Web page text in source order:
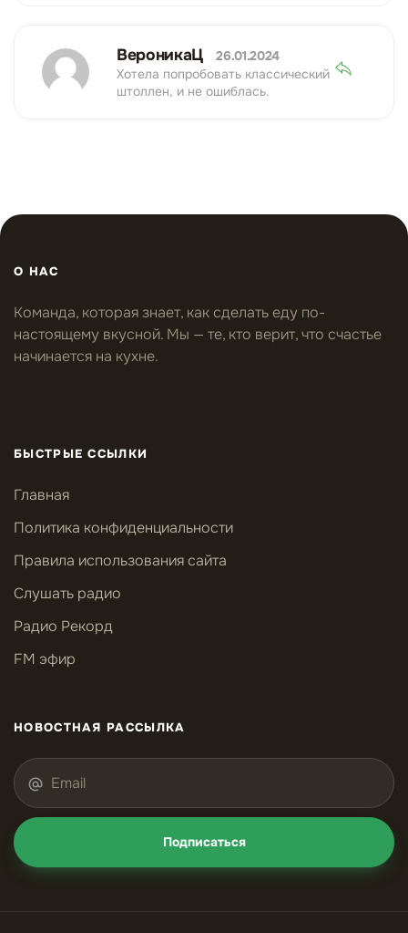
ВероникаЦ
26.01.2024
Хотела попробовать классический
штоллен, и не ошиблась.
О НАС
Команда, которая знает, как сделать еду по-
настоящему вкусной. Мы — те, кто верит, что счастье
начинается на кухне.
БЫСТРЫЕ ССЫЛКИ
Главная
Политика конфиденциальности
Правила использования сайта
Слушать радио
Радио Рекорд
FM эфир
НОВОСТНАЯ РАССЫЛКА
Подписаться